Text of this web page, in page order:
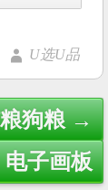
U选U品
粮狗粮 →
子画板